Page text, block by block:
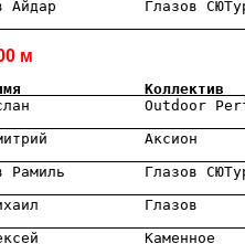
м
имя
Outdoor
Аксион
Рамиль         Глазов